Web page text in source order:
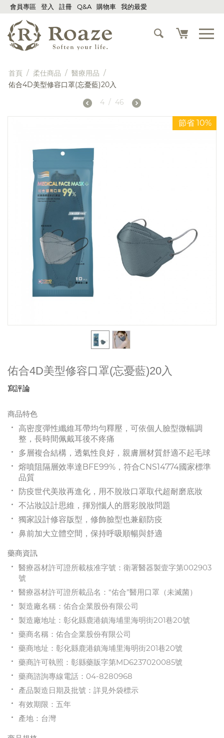
會員專區 登入 註冊 Q&A 購物車 我的最愛
首頁 / 柔仕商品 / 醫療用品 /
佑合4D美型修容口罩(忘憂藍)20入
4 / 46
節省 10%
佑合4D美型修容口罩(忘憂藍)20入
寫評論
商品特色
高密度彈性纖維耳帶均勻釋壓，可依個人臉型微幅調
整，長時間佩戴耳後不疼痛
多層複合結構，透氣性良好，親膚層材質舒適不起毛球
熔噴阻隔層效率達BFE99%，符合CNS14774國家標準
品質
防疫世代美妝再進化，用不脫妝口罩取代超耐磨底妝
不沾妝設計思維，揮別惱人的唇彩脫妝問題
獨家設計修容版型，修飾臉型也兼顧防疫
鼻前加大立體空間，保持呼吸順暢與舒適
藥商資訊
醫療器材許可證所載核准字號：衛署醫器製壹字第002903
號
醫療器材許可證所載品名：“佑合”醫用口罩（未滅菌）
製造廠名稱：佑合企業股份有限公司
製造廠地址：彰化縣鹿港鎮海埔里海明街201巷20號
藥商名稱：佑合企業股份有限公司
藥商地址：彰化縣鹿港鎮海埔里海明街201巷20號
藥商許可執照：彰縣藥販字第MD6237020085號
藥商諮詢專線電話：04-8280968
產品製造日期及批號：詳見外袋標示
有效期限：五年
產地：台灣